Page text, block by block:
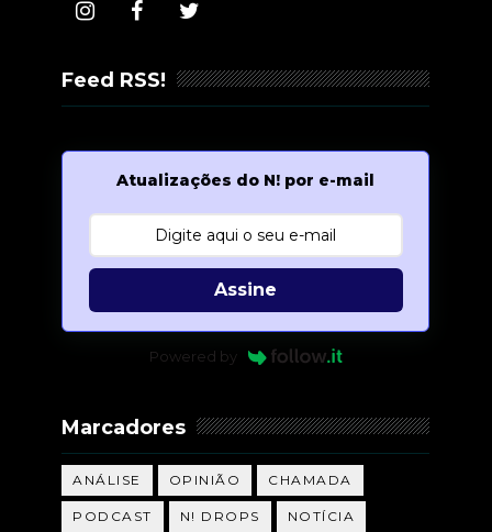
Feed RSS!
Atualizações do N! por e-mail
Assine
Powered by
Marcadores
ANÁLISE OPINIÃO CHAMADA
PODCAST N! DROPS NOTÍCIA